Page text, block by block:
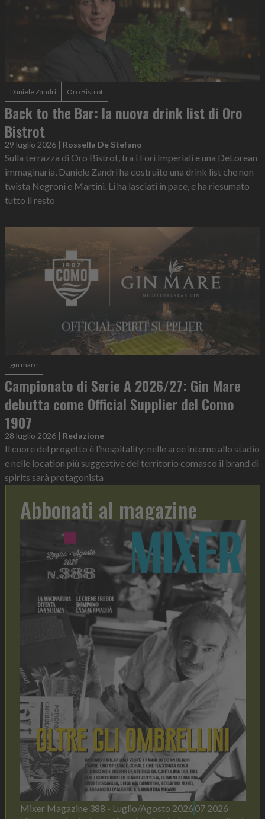
Daniele Zandri Oro Bistrot
Back to the Bar: la nuova drink list di Oro
Bistrot
29 luglio 2026 | Rossella De Stefano
Sulla terrazza di Oro Bistrot, tra i Fori Imperiali e una DeLorean
immaginaria, Daniele Zandri ha costruito una drink list che non
twista Negroni e Martini. Li ha lasciati in pace, e ha riesumato
tutto il resto
gin mare
Campionato di Serie A 2026/27: Gin Mare
debutta come Official Supplier del Como
1907
28 luglio 2026 | Redazione
Il cuore del progetto è l’hospitality: nelle aree interne allo stadio
e nelle location più suggestive del territorio comasco il brand di
spirits sarà protagonista
Abbonati al magazine
Mixer Magazine 388 - Luglio/Agosto 2026 07 2026